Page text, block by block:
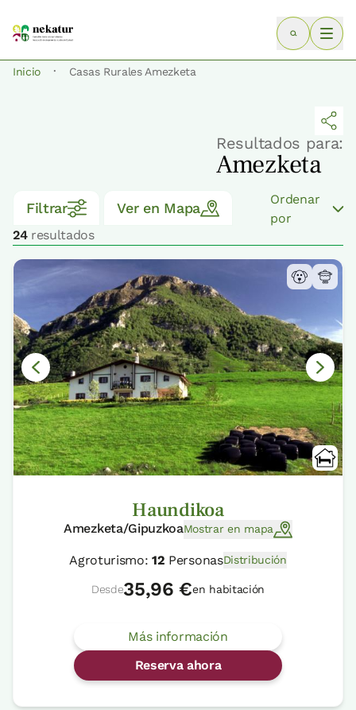
Inicio · Casas Rurales Amezketa
Resultados para:
Amezketa
Filtrar Ver en Mapa
24resultados
Ordenar
por
Haundikoa
Amezketa/GipuzkoaMostrar en mapa
Agroturismo:12 PersonasDistribución
Desde35,96 €en habitación
Más información
Reserva ahora